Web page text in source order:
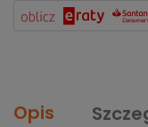
Opis